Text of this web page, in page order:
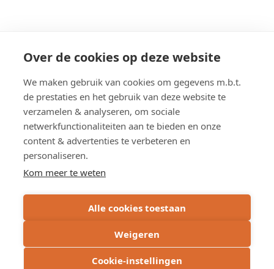
Over de cookies op deze website
We maken gebruik van cookies om gegevens m.b.t.
de prestaties en het gebruik van deze website te
verzamelen & analyseren, om sociale
netwerkfunctionaliteiten aan te bieden en onze
content & advertenties te verbeteren en
personaliseren.
Kom meer te weten
Alle cookies toestaan
Weigeren
Cookie-instellingen
Pers
Journalisten kunnen rechtstreeks contact
opnemen met onze woordvoerders.